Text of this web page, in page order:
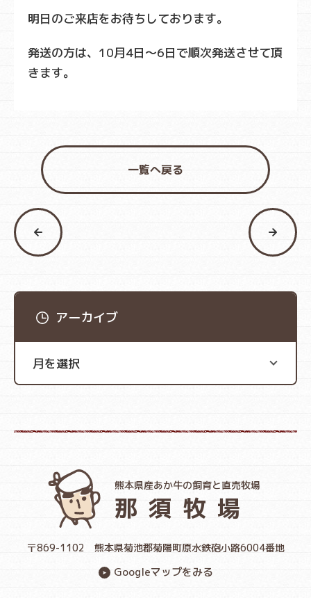
明日のご来店をお待ちしております。
発送の方は、10月4日～6日で順次発送させて頂
きます。
一覧へ戻る
アーカイブ
熊本県産あか牛の飼育と直売牧場
那須牧場
〒869-1102 熊本県菊池郡菊陽町原水鉄砲小路6004番地
Googleマップをみる